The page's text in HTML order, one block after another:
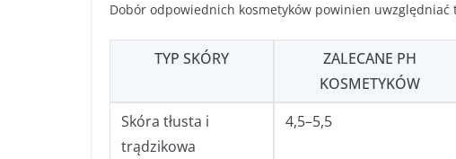
Dobór odpowiednich kosmetyków powinien uwzględniać
TYP SKÓRY
ZALECANE PH
KOSMETYKÓW
Skóra tłusta i
trądzikowa
4,5–5,5